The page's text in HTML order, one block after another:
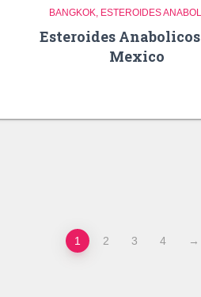
BANGKOK ESTEROIDES
Esteroides
Mexico
1 2 3 4 →